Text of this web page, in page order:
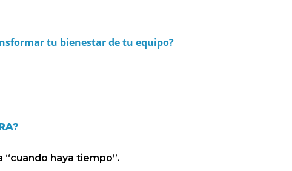
tu bienestar de tu equipo?
“cuando haya tiempo”.